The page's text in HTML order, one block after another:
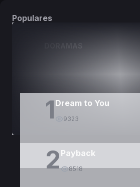
Populares
DORAMAS
1 Dream to You
9323
2Payback
8518